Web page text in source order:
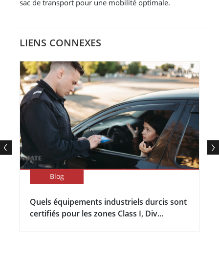
sac de transport pour une mobilité optimale.
LIENS CONNEXES
Blog
Quels équipements industriels durcis sont
certifiés pour les zones Class I, Div...